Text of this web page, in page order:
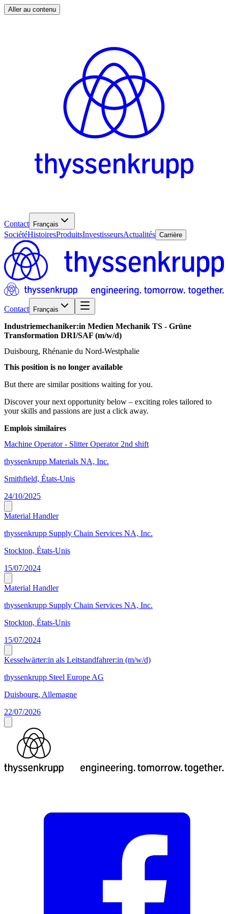
Aller au contenu
Contact Français
SociétéHistoiresProduitsInvestisseursActualités Carrière
Contact Français
Industriemechaniker:in Medien Mechanik TS - Grüne
Transformation DRI/​SAF (m/w/d)
Duisbourg, Rhénanie du Nord-Westphalie
This position is no longer available
But there are similar positions waiting for you.
Discover your next opportunity below – exciting roles tailored to
your skills and passions are just a click away.
Emplois similaires
Machine Operator - Slitter Operator 2nd shift
thyssenkrupp Materials NA, Inc.
Smithfield, États-Unis
24/10/2025
Material Handler
thyssenkrupp Supply Chain Services NA, Inc.
Stockton, États-Unis
15/07/2024
Material Handler
thyssenkrupp Supply Chain Services NA, Inc.
Stockton, États-Unis
15/07/2024
Kesselwärter:in als Leitstandfahrer:in (m/w/d)
thyssenkrupp Steel Europe AG
Duisbourg, Allemagne
22/07/2026